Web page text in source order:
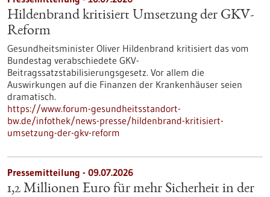
Hildenbrand kritisiert Umsetzung der GKV-
Reform
Gesundheitsminister Oliver Hildenbrand kritisiert das vom
Bundestag verabschiedete GKV-
Beitragssatzstabilisierungsgesetz. Vor allem die
Auswirkungen auf die Finanzen der Krankenhäuser seien
dramatisch.
https://www.forum-gesundheitsstandort-
bw.de/infothek/news-presse/hildenbrand-kritisiert-
umsetzung-der-gkv-reform
Pressemitteilung - 09.07.2026
1,2 Millionen Euro für mehr Sicherheit in der